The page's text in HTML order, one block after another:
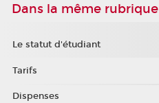
Dans la même rubrique
Le statut d'étudiant
Tarifs
Dispenses